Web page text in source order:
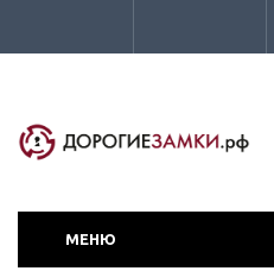
МЕНЮ